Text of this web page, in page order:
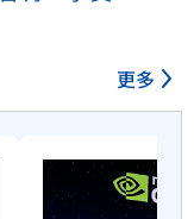
更多